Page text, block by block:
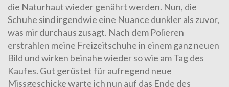
die Naturhaut wieder genährt werden. Nun, die
Schuhe sind irgendwie eine Nuance dunkler als zuvor,
was mir durchaus zusagt. Nach dem Polieren
erstrahlen meine Freizeitschuhe in einem ganz neuen
Bild und wirken beinahe wieder so wie am Tag des
Kaufes. Gut gerüstet für aufregend neue
Missgeschicke warte ich nun auf das Ende des